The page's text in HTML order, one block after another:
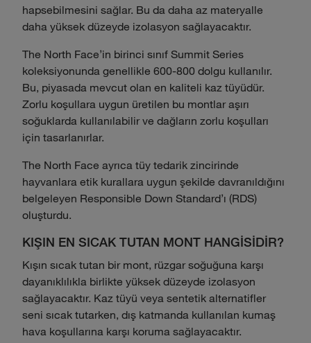
hapsebilmesini sağlar. Bu da daha az materyalle
daha yüksek düzeyde izolasyon sağlayacaktır.
The North Face'in birinci sınıf Summit Series
koleksiyonunda genellikle 600-800 dolgu kullanılır.
Bu, piyasada mevcut olan en kaliteli kaz tüyüdür.
Zorlu koşullara uygun üretilen bu montlar aşırı
soğuklarda kullanılabilir ve dağların zorlu koşulları
için tasarlanırlar.
The North Face ayrıca tüy tedarik zincirinde
hayvanlara etik kurallara uygun şekilde davranıldığını
belgeleyen Responsible Down Standard'ı (RDS)
oluşturdu.
KIŞIN EN SICAK TUTAN MONT HANGİSİDİR?
Kışın sıcak tutan bir mont, rüzgar soğuğuna karşı
dayanıklılıkla birlikte yüksek düzeyde izolasyon
sağlayacaktır. Kaz tüyü veya sentetik alternatifler
seni sıcak tutarken, dış katmanda kullanılan kumaş
hava koşullarına karşı koruma sağlayacaktır.